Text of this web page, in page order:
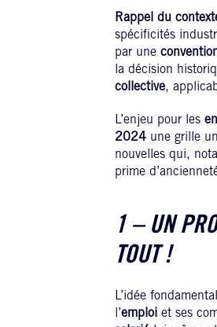
Rappel du
spécificités
par une
la décision
collective,
L’enjeu pour les
2024 une grille
nouvelles qui,
prime
1 – UN
TOUT !
L’idée
l’emploiet ses